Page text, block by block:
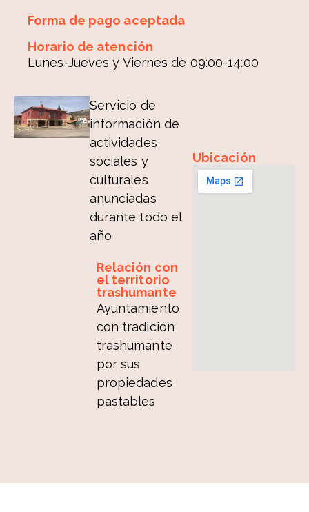
Forma de pago aceptada
Horario de atención
Lunes-Jueves y Viernes de 09:00-14:00
Servicio de
información de
actividades
sociales y
culturales
anunciadas
durante todo el
año
Relación con
el territorio
trashumante
Ayuntamiento
con tradición
trashumante
por sus
propiedades
pastables
Ubicación